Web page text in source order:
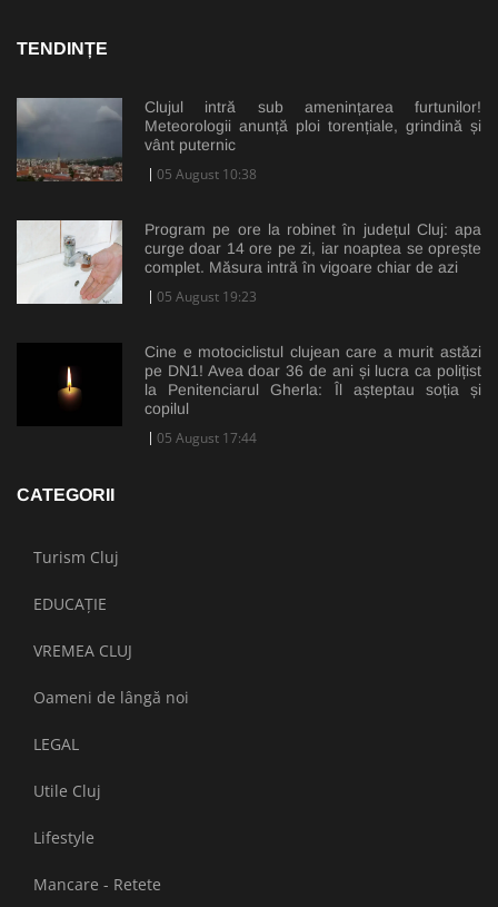
TENDINȚE
Clujul intră sub amenințarea furtunilor!
Meteorologii anunță ploi torențiale, grindină și
vânt puternic
05 August 10:38
Program pe ore la robinet în județul Cluj: apa
curge doar 14 ore pe zi, iar noaptea se oprește
complet. Măsura intră în vigoare chiar de azi
05 August 19:23
Cine e motociclistul clujean care a murit astăzi
pe DN1! Avea doar 36 de ani și lucra ca polițist
la Penitenciarul Gherla: Îl așteptau soția și
copilul
05 August 17:44
CATEGORII
Turism Cluj
EDUCAȚIE
VREMEA CLUJ
Oameni de lângă noi
LEGAL
Utile Cluj
Lifestyle
Mancare - Retete